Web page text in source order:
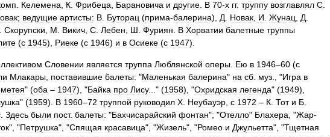
Келемена К Фрибеца Барановича и другие В 70-х гг. труппу возглавлял С
; ведущие артисты: В Буторац (прима-балерина), Д Новак И Жунац Д
Скорупски М Викич С Лебен Ш Фуриян В Хорватии балетные труппы
(с 1945), Риеке (с 1946) и в Осиеке (с 1947).
Словении является труппа Люблянской оперы Ею в 1946–60 (с
Млакары поставившие балеты: "Маленькая балерина" на сб муз ., "Игра в
" (оба – 1947), "Байка про Лису..." (1958), "Охридская легенда" (1949),
" (1959). В 1960–72 труппой руководил X Неубауэр с 1972 – К Тот и Б
Здесь были пост. балеты: "Бахчисарайский фонтан"; "Отелло" Блахера , "Жар-
", "Петрушка", "Спящая красавица", "Жизель", "Ромео и Джульетта", "Тщетная